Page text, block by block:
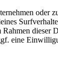
oder
dieser
eine